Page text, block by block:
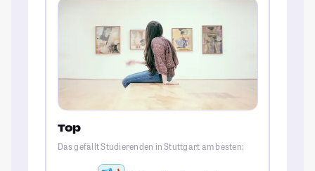
Top
Das gefällt Studierenden in Stuttgart am besten: